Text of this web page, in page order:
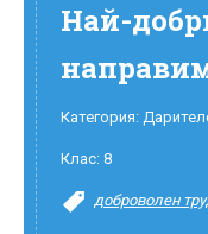
Най-
Категория:
Клас: 8
доброволен